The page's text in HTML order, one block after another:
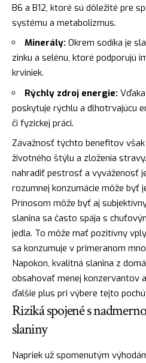
B6 a B12, ktoré sú dôležité pre
systému a metabolizmus.
Minerály: Okrem sodíka je
zinku a selénu, ktoré podporujú
krviniek.
Rýchly zdroj energie:
poskytuje rýchlu a dlhotrvajúcu
či fyzickej práci.
Závažnosť týchto benefitov
životného štýlu a zloženia
nahradiť pestrosť a vyváženosť
rozumnej konzumácie môže byť
Prínosom môže byť aj
slanina sa často spája s
jedla. To môže mať pozitívny
sa konzumuje v primeranom
Napokon, kvalitná slanina z
obsahovať menej konzervantov
ďalšie plus pri výbere tejto
Riziká spojené s
slaniny
Napriek už spomenutým